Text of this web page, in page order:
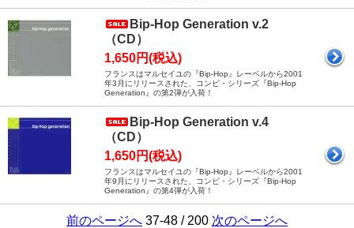
Bip-Hop Generation v.2
（CD）
1,650円(税込)
フランスはマルセイユの『Bip-Hop』レーベルから2001
年3月にリリースされた、コンピ・シリーズ『Bip-Hop
Generation』の第2弾が入荷！
Bip-Hop Generation v.4
（CD）
1,650円(税込)
フランスはマルセイユの『Bip-Hop』レーベルから2001
年9月にリリースされた、コンピ・シリーズ『Bip-Hop
Generation』の第4弾が入荷！
前のページへ 37-48 / 200 次のページへ